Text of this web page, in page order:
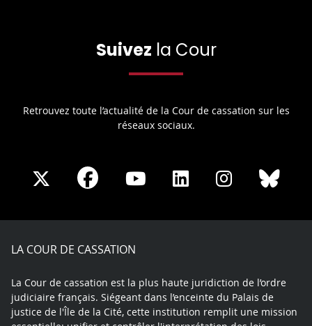
Suivez la Cour
Retrouvez toute l’actualité de la Cour de cassation sur les
réseaux sociaux.
Share
X
Share
Facebook
Share
Youtube
Share
LinkedIn
Share
Instagram
LA COUR DE CASSATION
La Cour de cassation est la plus haute juridiction de l’ordre
judiciaire français. Siégeant dans l’enceinte du Palais de
justice de l'Île de la Cité, cette institution remplit une mission